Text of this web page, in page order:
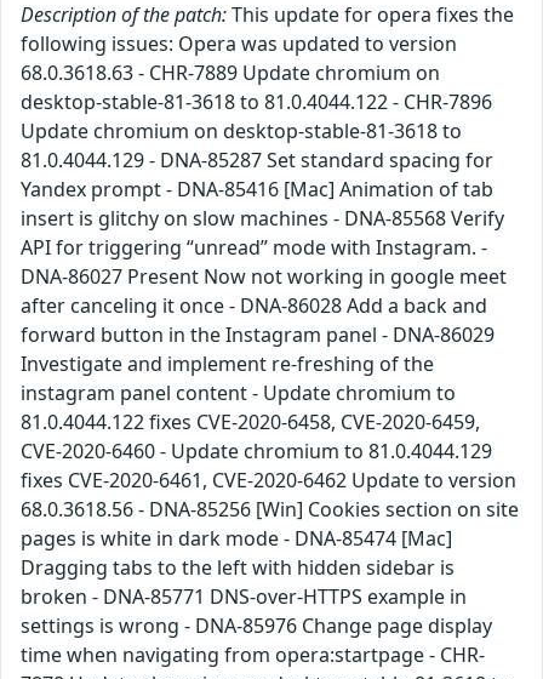
Description of the patch:This update for opera fixes the
following issues: Opera was updated to version
68.0.3618.63 - CHR-7889 Update chromium on
desktop-stable-81-3618 to 81.0.4044.122 - CHR-7896
Update chromium on desktop-stable-81-3618 to
81.0.4044.129 - DNA-85287 Set standard spacing for
Yandex prompt - DNA-85416 [Mac] Animation of tab
insert is glitchy on slow machines - DNA-85568 Verify
API for triggering “unread” mode with Instagram. -
DNA-86027 Present Now not working in google meet
after canceling it once - DNA-86028 Add a back and
forward button in the Instagram panel - DNA-86029
Investigate and implement re-freshing of the
instagram panel content - Update chromium to
81.0.4044.122 fixes CVE-2020-6458, CVE-2020-6459,
CVE-2020-6460 - Update chromium to 81.0.4044.129
fixes CVE-2020-6461, CVE-2020-6462 Update to version
68.0.3618.56 - DNA-85256 [Win] Cookies section on site
pages is white in dark mode - DNA-85474 [Mac]
Dragging tabs to the left with hidden sidebar is
broken - DNA-85771 DNS-over-HTTPS example in
settings is wrong - DNA-85976 Change page display
time when navigating from opera:startpage - CHR-